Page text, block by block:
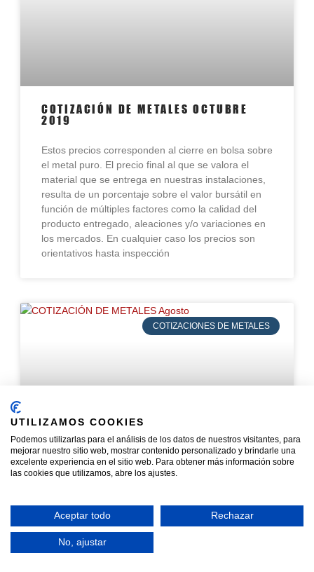
COTIZACIÓN DE METALES OCTUBRE
2019
Estos precios corresponden al cierre en bolsa sobre
el metal puro. El precio final al que se valora el
material que se entrega en nuestras instalaciones,
resulta de un porcentaje sobre el valor bursátil en
función de múltiples factores como la calidad del
producto entregado, aleaciones y/o variaciones en
los mercados. En cualquier caso los precios son
orientativos hasta inspección
COTIZACIONES DE METALES
COTIZACIÓN DE METALES SEPTIEMBRE
Estos precios corresponden al cierre en bolsa sobre
el metal puro. El precio final al que se valora el
material que se entrega en nuestras instalaciones,
UTILIZAMOS COOKIES
Podemos utilizarlas para el análisis de los datos de nuestros visitantes, para
mejorar nuestro sitio web, mostrar contenido personalizado y brindarle una
excelente experiencia en el sitio web. Para obtener más información sobre
las cookies que utilizamos, abre los ajustes.
Aceptar todo Rechazar
No, ajustar